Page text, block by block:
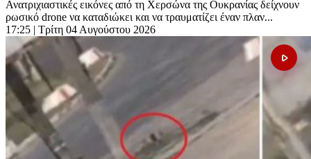
Ανατριχιαστικές εικόνες από τη Χερσώνα της Ουκρανίας δείχνουν
ρωσικό drone να καταδιώκει και να τραυματίζει έναν πλαν...
17:25 | Τρίτη 04 Αυγούστου 2026